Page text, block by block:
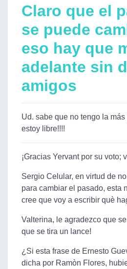
Claro que el
se puede
eso hay que
adelante sin
amigos
Ud. sabe que no tengo la
estoy libre!!!!
¡Gracias Yervant por su voto;
Sergio Celular, en virtud de
para cambiar el pasado, esta
cree que voy a escribir què
Valterina, le agradezco que
que se tira un lance!
¿Si esta frase de Ernesto
dicha por Ramòn Flores,